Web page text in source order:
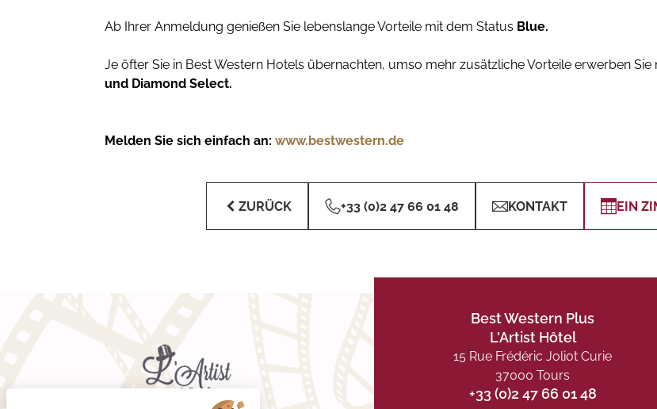
Ab Ihrer Anmeldung genießen Sie lebenslange Vorteile mit dem Status Blue.
Je öfter Sie in Best Western Hotels übernachten, umso mehr zusätzliche Vorteile erwerben Sie
und Diamond Select.
Melden Sie sich einfach an: www.bestwestern.de
ZURÜCK +33 (0)2 47 66 01 48 KONTAKT EIN
Best Western Plus
L'Artist Hôtel
15 Rue Frédéric Joliot Curie
37000 Tours
+33 (0)2 47 66 01 48